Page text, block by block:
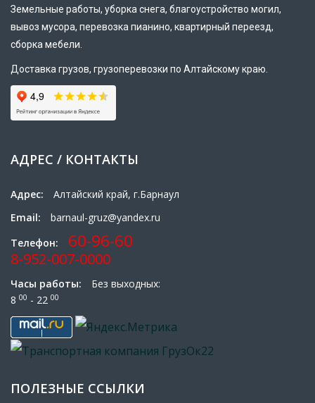
Земельные работы, уборка снега, благоустройство могил,
вывоз мусора, перевозка пианино, квартирный переезд,
сборка мебели.
Доставка грузов, грузоперевозки по Алтайскому краю.
АДРЕС / КОНТАКТЫ
Адрес:
Алтайский край, г.Барнаул
Email:
barnaul-gruz@yandex.ru
Телефон:
60-96-60
8-952-007-0000
Часы работы:
Без выходных:
8 00 - 22 00
ПОЛЕЗНЫЕ ССЫЛКИ